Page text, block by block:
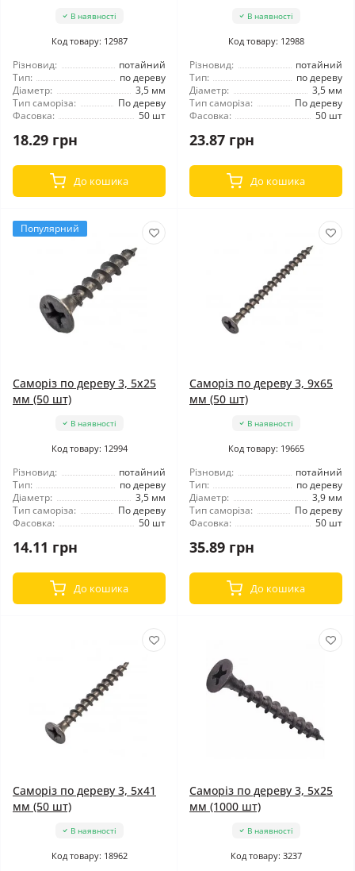
В наявності
Код товару: 12987
Різновид:
потайний
Тип:
по дереву
Діаметр:
3,5 мм
Тип саморіза:
По дереву
Фасовка:
50 шт
18.29 грн
До кошика
В наявності
Код товару: 12988
Різновид:
потайний
Тип:
по дереву
Діаметр:
3,5 мм
Тип саморіза:
По дереву
Фасовка:
50 шт
23.87 грн
До кошика
Популярний
Саморіз по дереву 3, 5x25
мм (50 шт)
В наявності
Код товару: 12994
Різновид:
потайний
Тип:
по дереву
Діаметр:
3,5 мм
Тип саморіза:
По дереву
Фасовка:
50 шт
14.11 грн
До кошика
Саморіз по дереву 3, 9x65
мм (50 шт)
В наявності
Код товару: 19665
Різновид:
потайний
Тип:
по дереву
Діаметр:
3,9 мм
Тип саморіза:
По дереву
Фасовка:
50 шт
35.89 грн
До кошика
Саморіз по дереву 3, 5x41
мм (50 шт)
В наявності
Код товару: 18962
Саморіз по дереву 3, 5x25
мм (1000 шт)
В наявності
Код товару: 3237